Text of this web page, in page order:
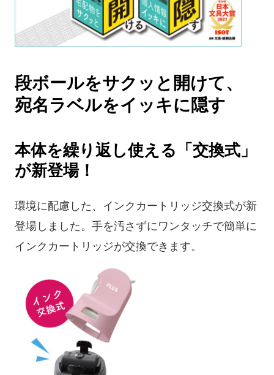
段ボールをサクッと開けて、
宛名ラベルをイッキに隠す
本体を繰り返し使える「交換式」
が新登場！
環境に配慮した、インクカートリッジ交換式が新
登場しました。手を汚さずにワンタッチで簡単に
インクカートリッジが交換できます。